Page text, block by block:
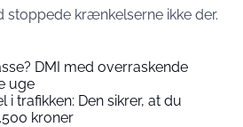
krænkelserne ikke der.
DMI med overraskende
uge
i trafikken: Den sikrer, at du
kroner